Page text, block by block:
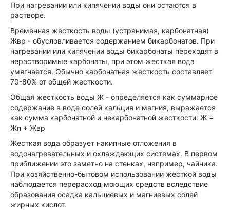
При нагревании или кипячении воды они остаются в
растворе.
Временная жесткость воды (устранимая, карбонатная)
Жвр - обусловливается содержанием бикарбонатов. При
нагревании или кипячении воды бикарбонаты переходят в
нерастворимые карбонаты, при этом жесткая вода
умягчается. Обычно карбонатная жесткость составляет
70-80% от общей жесткости.
Общая жесткость воды Ж - определяется как суммарное
содержание в воде солей кальция и магния, выражается
как сумма карбонатной и некарбонатной жесткости: Ж =
Жп + Жвр
Жесткая вода образует накипные отложения в
водонагревательных и охлаждающих системах. В первом
приближении это заметно на стенках, например, чайника.
При хозяйственно-бытовом использовании жесткой воды
наблюдается перерасход моющих средств вследствие
образования осадка кальциевых и магниевых солей
жирных кислот.